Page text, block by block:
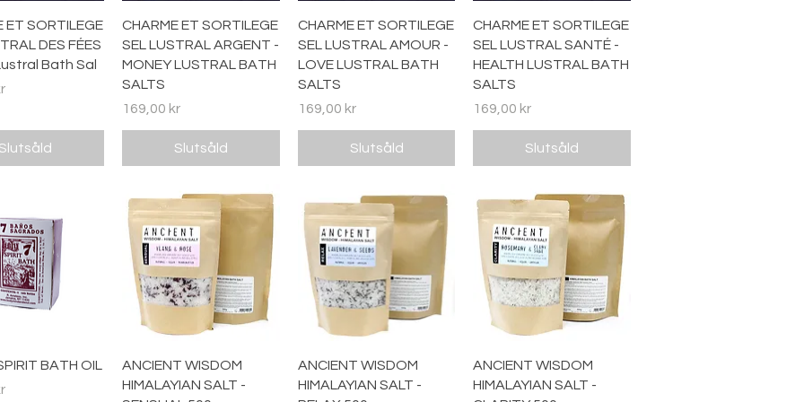
ET SORTILEGE
DES FÉES
Bath Sal
Snabbvisning
CHARME ET SORTILEGE
SEL LUSTRAL ARGENT -
MONEY LUSTRAL BATH
SALTS
Pris
169,00 kr
Slutsåld
Snabbvisning
CHARME ET SORTILEGE
SEL LUSTRAL AMOUR -
LOVE LUSTRAL BATH
SALTS
Pris
169,00 kr
Slutsåld
Snabbvisning
CHARME ET SORTILEGE
SEL LUSTRAL SANTÉ -
HEALTH LUSTRAL BATH
SALTS
Pris
169,00 kr
Slutsåld
BATH OIL
Snabbvisning
ANCIENT WISDOM
HIMALAYIAN SALT -
Snabbvisning
ANCIENT WISDOM
HIMALAYIAN SALT -
Snabbvisning
ANCIENT WISDOM
HIMALAYIAN SALT -